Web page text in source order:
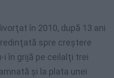
în 2010, după 13 ani
spre creştere
în grijă pe ceilalţi trei
şi la plata unei